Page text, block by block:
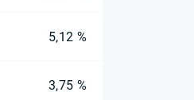
5,12 %
3,75 %